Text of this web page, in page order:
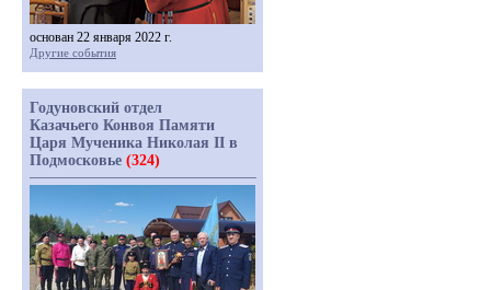
основан 22 января 2022 г.
Другие события
Годуновский отдел
Казачьего Конвоя Памяти
Царя Мученика Николая II в
Подмосковье (324)